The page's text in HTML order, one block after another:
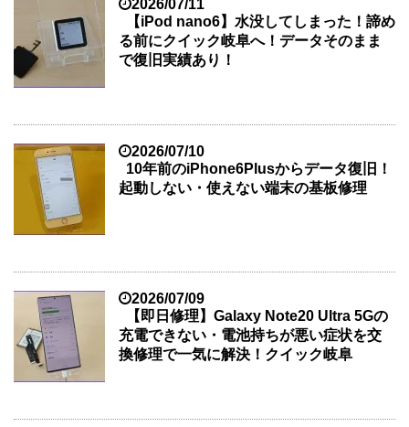
2026/07/11
【iPod nano6】水没してしまった！諦め
る前にクイック岐阜へ！データそのまま
で復旧実績あり！
2026/07/10
10年前のiPhone6Plusからデータ復旧！
起動しない・使えない端末の基板修理
2026/07/09
【即日修理】Galaxy Note20 Ultra 5Gの
充電できない・電池持ちが悪い症状を交
換修理で一気に解決！クイック岐阜